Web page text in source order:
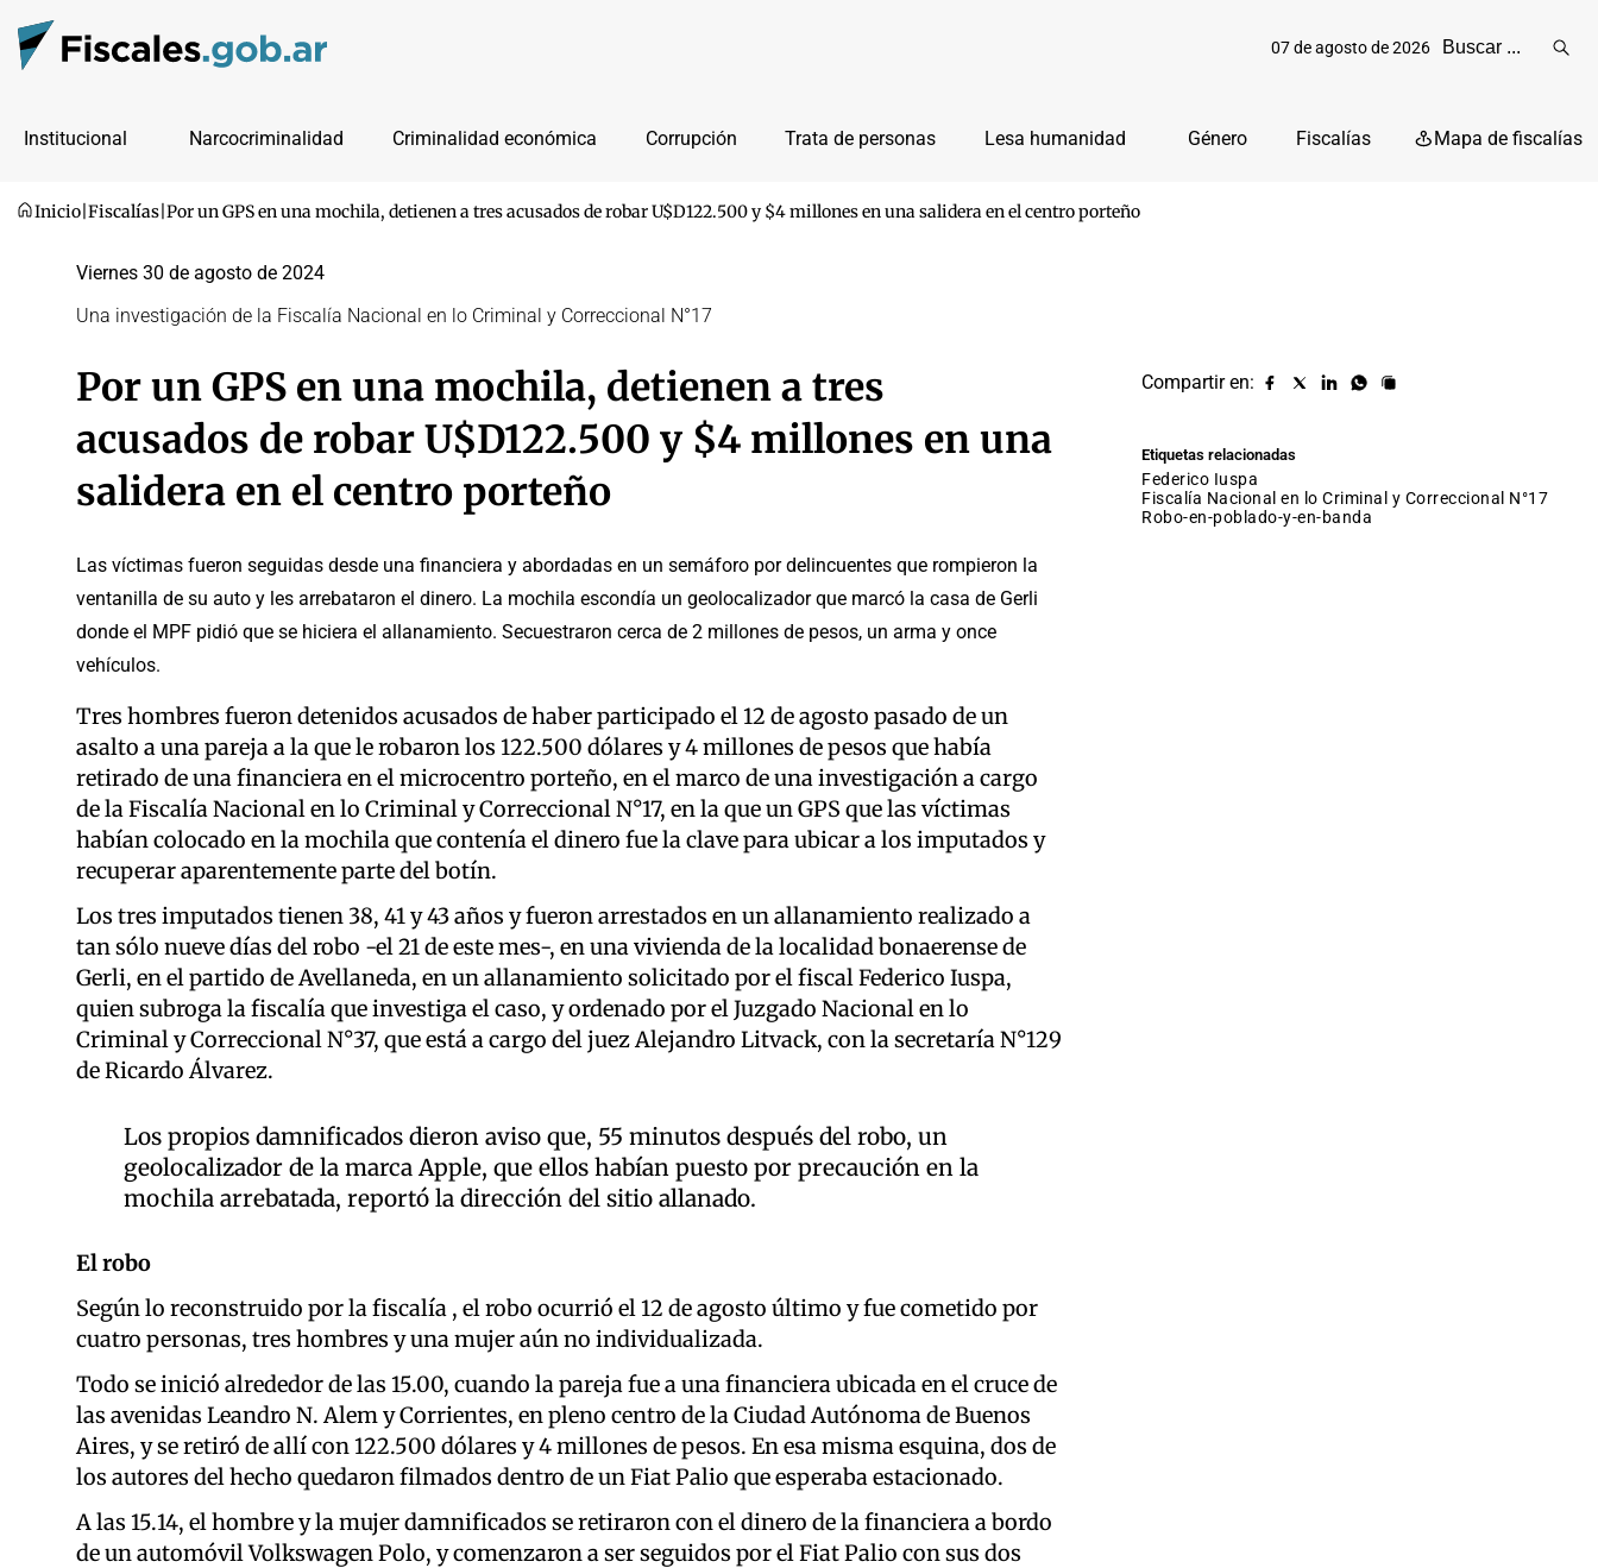
07 de agosto de 2026
Institucional Narcocriminalidad Criminalidad económica Corrupción Trata de personas Lesa humanidad Género Fiscalías Mapa de fiscalías
Inicio Fiscalías Por un GPS en una mochila, detienen a tres acusados de robar U$D122.500 y $4 millones en una salidera en el centro porteño
Viernes 30 de agosto de 2024
Una investigación de la Fiscalía Nacional en lo Criminal y Correccional N°17
Por un GPS en una mochila, detienen a tres
acusados de robar U$D122.500 y $4 millones en una
salidera en el centro porteño
Las víctimas fueron seguidas desde una financiera y abordadas en un semáforo por delincuentes que rompieron la
ventanilla de su auto y les arrebataron el dinero. La mochila escondía un geolocalizador que marcó la casa de Gerli
donde el MPF pidió que se hiciera el allanamiento. Secuestraron cerca de 2 millones de pesos, un arma y once
vehículos.
Tres hombres fueron detenidos acusados de haber participado el 12 de agosto pasado de un
asalto a una pareja a la que le robaron los 122.500 dólares y 4 millones de pesos que había
retirado de una financiera en el microcentro porteño, en el marco de una investigación a cargo
de la Fiscalía Nacional en lo Criminal y Correccional N°17, en la que un GPS que las víctimas
habían colocado en la mochila que contenía el dinero fue la clave para ubicar a los imputados y
recuperar aparentemente parte del botín.
Los tres imputados tienen 38, 41 y 43 años y fueron arrestados en un allanamiento realizado a
tan sólo nueve días del robo -el 21 de este mes-, en una vivienda de la localidad bonaerense de
Gerli, en el partido de Avellaneda, en un allanamiento solicitado por el fiscal Federico Iuspa,
quien subroga la fiscalía que investiga el caso, y ordenado por el Juzgado Nacional en lo
Criminal y Correccional N°37, que está a cargo del juez Alejandro Litvack, con la secretaría N°129
de Ricardo Álvarez.
Los propios damnificados dieron aviso que, 55 minutos después del robo, un
geolocalizador de la marca Apple, que ellos habían puesto por precaución en la
mochila arrebatada, reportó la dirección del sitio allanado.
El robo
Según lo reconstruido por la fiscalía , el robo ocurrió el 12 de agosto último y fue cometido por
cuatro personas, tres hombres y una mujer aún no individualizada.
Todo se inició alrededor de las 15.00, cuando la pareja fue a una financiera ubicada en el cruce de
las avenidas Leandro N. Alem y Corrientes, en pleno centro de la Ciudad Autónoma de Buenos
Aires, y se retiró de allí con 122.500 dólares y 4 millones de pesos. En esa misma esquina, dos de
los autores del hecho quedaron filmados dentro de un Fiat Palio que esperaba estacionado.
A las 15.14, el hombre y la mujer damnificados se retiraron con el dinero de la financiera a bordo
de un automóvil Volkswagen Polo, y comenzaron a ser seguidos por el Fiat Palio con sus dos
Compartir en:
Compartir
Compartir
Compartir
Compartir
Copiar
Etiquetas relacionadas
Federico Iuspa
Fiscalía Nacional en lo Criminal y Correccional N°17
robo-en-poblado-y-en-banda